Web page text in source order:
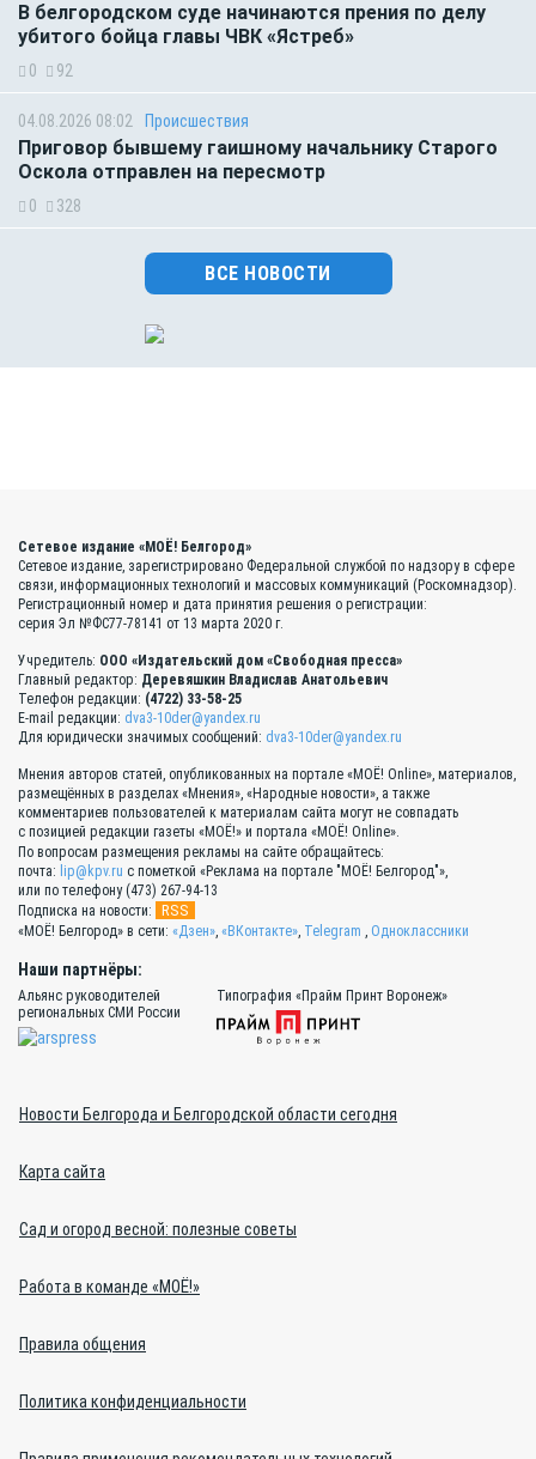
В белгородском суде начинаются прения по делу
убитого бойца главы ЧВК «Ястреб»
0 92
04.08.2026 08:02 Происшествия
Приговор бывшему гаишному начальнику Старого
Оскола отправлен на пересмотр
0 328
ВСЕ НОВОСТИ
Сетевое издание «МОЁ! Белгород»
Сетевое издание, зарегистрировано Федеральной службой по надзору в сфере
связи, информационных технологий и массовых коммуникаций (Роскомнадзор).
Регистрационный номер и дата принятия решения о регистрации:
серия Эл №ФС77-78141 от 13 марта 2020 г.
Учредитель: ООО «Издательский дом «Свободная пресса»
Главный редактор: Деревяшкин Владислав Анатольевич
Телефон редакции: (4722) 33-58-25
E-mail редакции: dva3-10der@yandex.ru
Для юридически значимых сообщений: dva3-10der@yandex.ru
Мнения авторов статей, опубликованных на портале «МОЁ! Online», материалов,
размещённых в разделах «Мнения», «Народные новости», а также
комментариев пользователей к материалам сайта могут не совпадать
с позицией редакции газеты «МОЁ!» и портала «МОЁ! Online».
По вопросам размещения рекламы на сайте обращайтесь:
почта: lip@kpv.ru с пометкой «Реклама на портале "МОЁ! Белгород"»,
или по телефону (473) 267-94-13
Подписка на новости:
RSS
«МОЁ! Белгород» в сети: «Дзен», «ВКонтакте», Telegram , Одноклассники
Наши партнёры:
Альянс руководителей
региональных СМИ России
Типография «Прайм Принт Воронеж»
Новости Белгорода и Белгородской области сегодня
Карта сайта
Сад и огород весной: полезные советы
Работа в команде «МОЁ!»
Правила общения
Политика конфиденциальности